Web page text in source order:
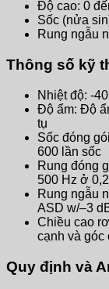
Độ cao: 0
Sốc (nửa
Rung ngẫu
Thông số kỹ
Nhiệt độ: -
Độ ẩm: Độ
tụ
Sốc đóng
600 lần sốc
Rung đóng
500 Hz ở
Rung ngẫu
ASD w/–3
Chiều cao
cạnh và góc
Quy định và